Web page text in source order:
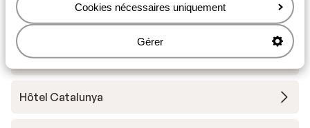
Cookies nécessaires uniquement
Gérer
Hôtel Piolets Centre
Hôtel Montecarlo
Hôtel Catalunya